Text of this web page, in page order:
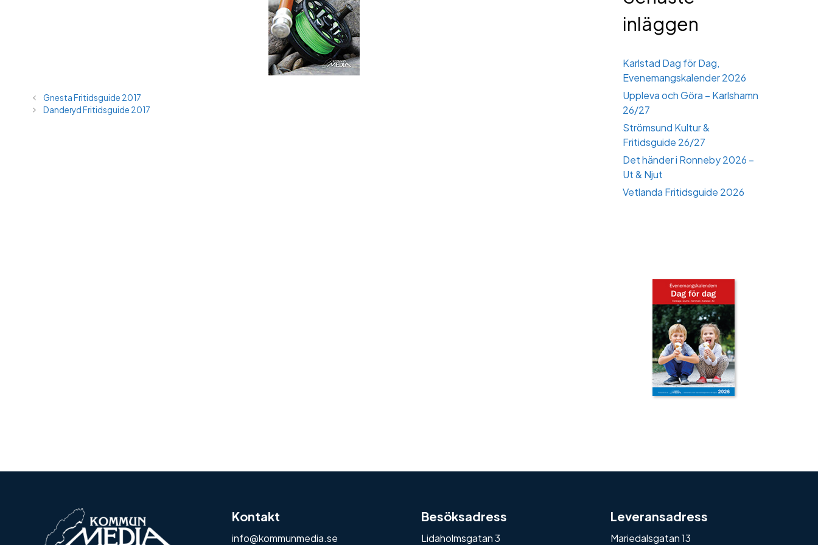
Gnesta Fritidsguide 2017
Danderyd Fritidsguide 2017
inläggen
Karlstad Dag för Dag,
Evenemangskalender 2026
Uppleva och Göra – Karlshamn
26/27
Strömsund Kultur &
Fritidsguide 26/27
Det händer i Ronneby 2026 –
Ut & Njut
Vetlanda Fritidsguide 2026
Kontakt
info@kommunmedia.se
Besöksadress
Lidaholmsgatan 3
Leveransadress
Mariedalsgatan 13